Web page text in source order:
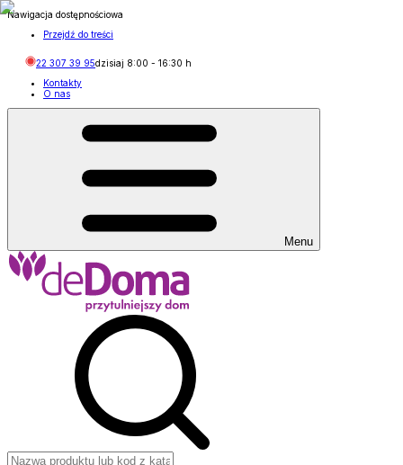
Nawigacja dostępnościowa
Przejdź do treści
22 307 39 95dzisiaj 8:00 - 16:30 h
Kontakty
O nas
Menu